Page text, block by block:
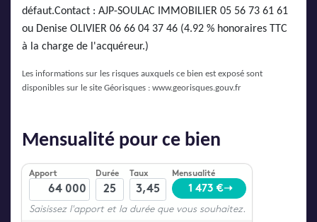
défaut.Contact : AJP-SOULAC IMMOBILIER 05 56 73 61 61
ou Denise OLIVIER 06 66 04 37 46 (4.92 % honoraires TTC
à la charge de l'acquéreur.)
Les informations sur les risques auxquels ce bien est exposé sont
disponibles sur le site Géorisques : www.georisques.gouv.fr
Mensualité pour ce bien